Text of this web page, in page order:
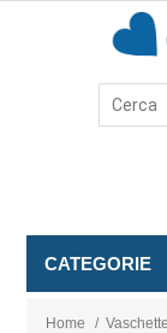
CATEGORIE
Home / Vaschette